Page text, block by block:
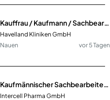
Kauffrau / Kaufmann / Sachbearbeitung im stationären Erlösmanagement (m/w/d) Nauen (HKG-808)
Havelland Kliniken GmbH
Nauen
vor 5 Tagen
Intercell Pharma GmbH